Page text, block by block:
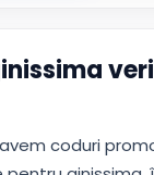
coduri